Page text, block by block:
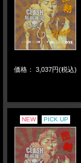
価格： 3,037円(税込)
NEW PICK UP